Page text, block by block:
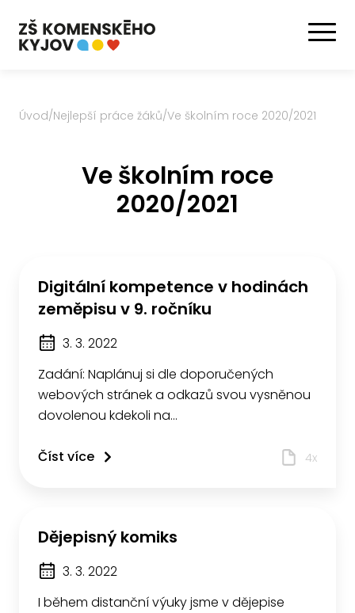
Úvod/Nejlepší práce žáků/Ve školním roce 2020/2021
Ve školním roce
2020/2021
Digitální kompetence v hodinách
zeměpisu v 9. ročníku
3. 3. 2022
Zadání: Naplánuj si dle doporučených
webových stránek a odkazů svou vysněnou
dovolenou kdekoli na…
Číst více 4x
Dějepisný komiks
3. 3. 2022
I během distanční výuky jsme v dějepise